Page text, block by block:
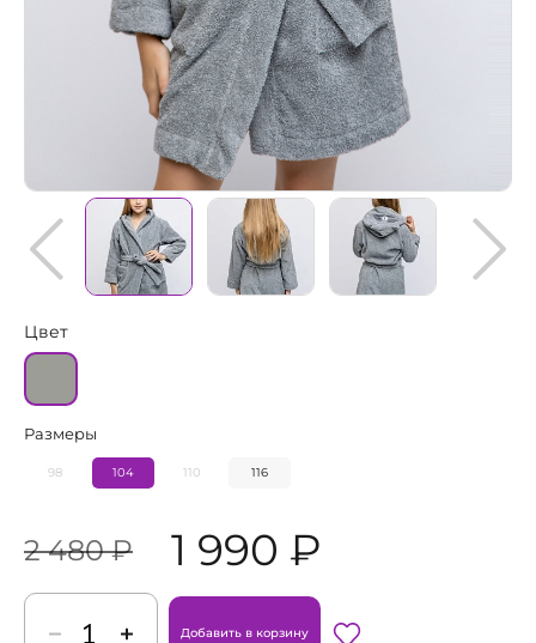
Цвет
Размеры
98 104 110 116
2 480 ₽ 1 990 ₽
Добавить в корзину